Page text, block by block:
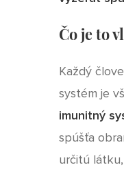
Čo je to
Každý
systém je
imunitný
spúšťa
určitú